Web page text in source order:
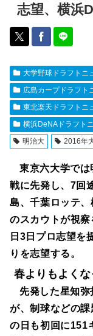
志望、横浜
大学野球ドラフトニ
広島カープドラフト
東北楽天ドラフトニ
横浜DeNAドラフト
明治大
2016年
東京六大学で
戦に先発し、7回
島、千葉ロッテ
のスカウトが視
日3日プロ志望を
りを志望する。
春よりもよく
先発した星知
が、制球などの
の日も初回に151